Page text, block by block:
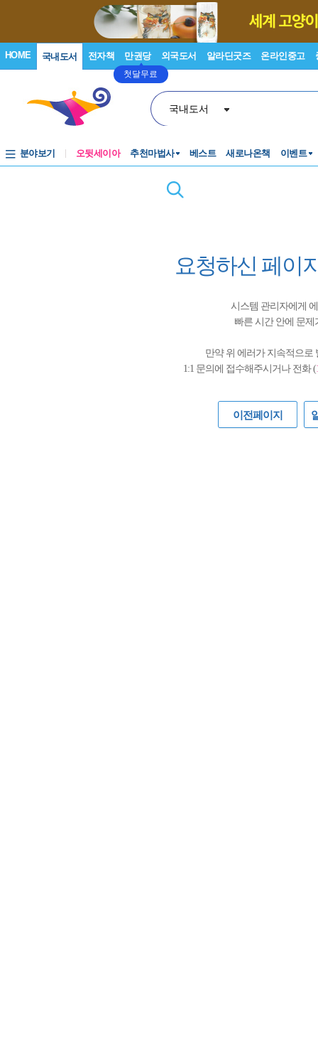
HOME 국내도서 전자책 만권당
첫달무료
외국도서 알라딘굿즈 온라인중고
국내도서
분야보기 오뒷세이아 추천마법사 베스트 새로나온책 이벤트
요청하신 페이
시스템 관리자에게
빠른 시간 안에 문
만약 위 에러가 지속적으로
1:1 문의에 접수해주시거나 전화 (
이전페이지